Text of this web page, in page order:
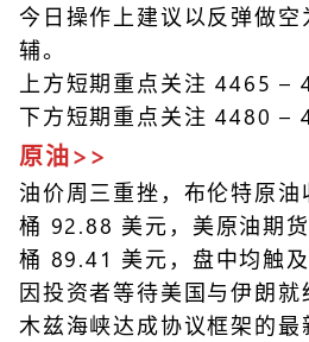
今日操作上建议以反弹做空
辅。
上方短期重点关注 4465 –
下方短期重点关注 4480 –
原油>>
油价周三重挫，布伦特原
桶 92.88 美元，美原油期
桶 89.41 美元，盘中均触
因投资者等待美国与伊朗
木兹海峡达成协议框架的最